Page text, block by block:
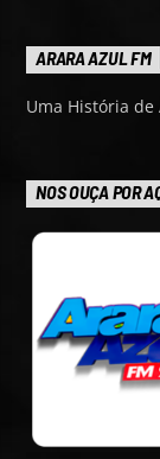
ARARA AZUL FM
Uma História de
NOS OUÇA POR